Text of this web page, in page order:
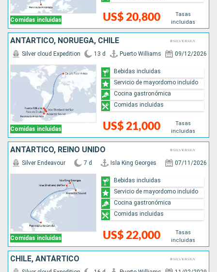
Comidas incluidas US$ 20,800
Tasas
incluidas
ANTÁRTICO, NORUEGA, CHILE
Comidas incluidas
Silver cloud Expedition 13 d Puerto Williams 09/12/2026
US$ 21,000
Tasas
incluidas
Bebidas incluidas
Servicio de mayordomo incluido
Cocina gastronómica
Comidas incluidas
ANTÁRTICO, REINO UNIDO
Comidas incluidas
Silver Endeavour 7 d Isla King Georges 07/11/2026
US$ 22,000
Tasas
incluidas
Bebidas incluidas
Servicio de mayordomo incluido
Cocina gastronómica
Comidas incluidas
CHILE, ANTÁRTICO